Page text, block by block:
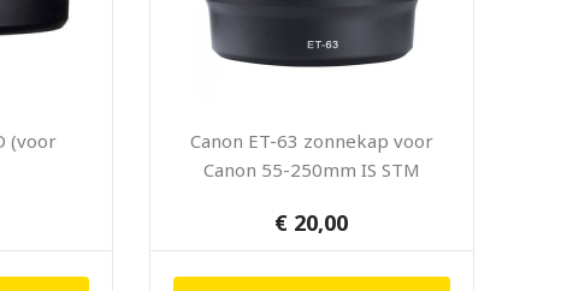
(voor
Canon ET-63 zonnekap voor
Canon 55-250mm IS STM
€ 20,00